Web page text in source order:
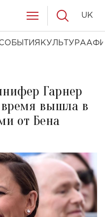
КУЛЬТУРА
UK
Гарнер
время вышла в
от Бена